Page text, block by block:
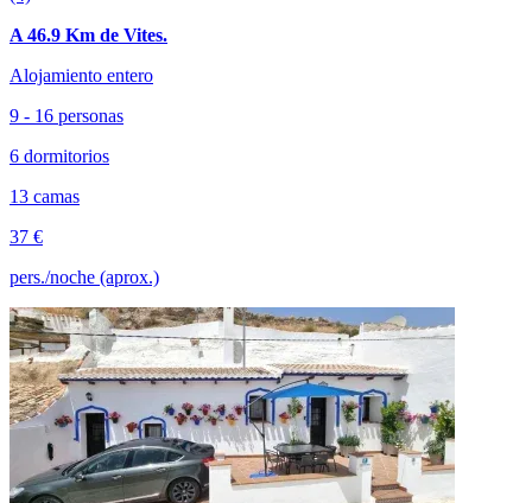
A 46.9 Km de Vites.
Alojamiento entero
9 - 16 personas
6 dormitorios
13 camas
37 €
pers./noche (aprox.)